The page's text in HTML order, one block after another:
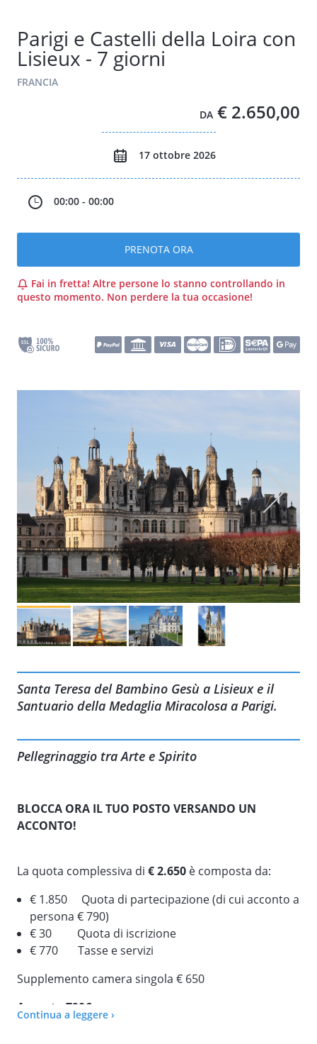
Parigi e Castelli della Loira con
Lisieux - 7 giorni
FRANCIA
DA € 2.650,00
17 ottobre 2026
00:00 - 00:00
PRENOTA ORA
Fai in fretta! Altre persone lo stanno controllando in
questo momento. Non perdere la tua occasione!
Santa Teresa del Bambino Gesù a Lisieux e il
Santuario della Medaglia Miracolosa a Parigi.
Pellegrinaggio tra Arte e Spirito
BLOCCA ORA IL TUO POSTO VERSANDO UN
ACCONTO!
La quota complessiva di € 2.650 è composta da:
€ 1.850 Quota di partecipazione (di cui acconto a
persona € 790)
€ 30 Quota di iscrizione
€ 770 Tasse e servizi
Supplemento camera singola € 650
Acconto 790€
Continua a leggere ›